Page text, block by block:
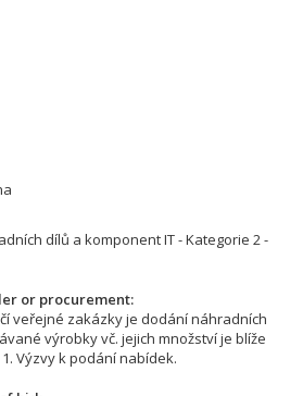
dílů a komponent IT - Kategorie 2 -
or procurement
veřejné zakázky je dodání náhradních
výrobky vč. jejich množství je blíže
Výzvy k podání nabídek.